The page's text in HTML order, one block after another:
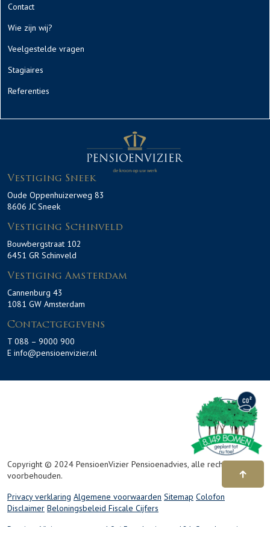
Contact
Wie zijn wij?
Veelgestelde vragen
Stagiaires
Referenties
Vestiging Sneek
Oude Oppenhuizerweg 83
8606 JC Sneek
Vestiging Schinveld
Bouwbergstraat 102
6451 GR Schinveld
Vestiging Amsterdam
Cannenburg 43
1081 GW Amsterdam
Contactgegevens
T 088 – 9000 900
E info@pensioenvizier.nl
Copyright © 2024 PensioenVizier Pensioenadvies, alle rechten
voorbehouden.
Privacy verklaring Algemene voorwaarden Sitemap Colofon
Disclaimer Beloningsbeleid Fiscale Cijfers
PensioenVizier scoort een 4,9 / 5 op basis van 181 Google reviews